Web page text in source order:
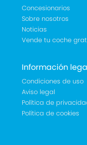
Concesionarios
Sobre nosotros
Noticias
Vende tu coche
Información
Condiciones de uso
Aviso legal
Política de
Política de cookies